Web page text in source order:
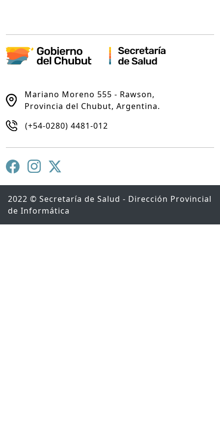
Mariano Moreno 555 - Rawson,
Provincia del Chubut, Argentina.
(+54-0280) 4481-012
2022 © Secretaría de Salud - Dirección Provincial
de Informática